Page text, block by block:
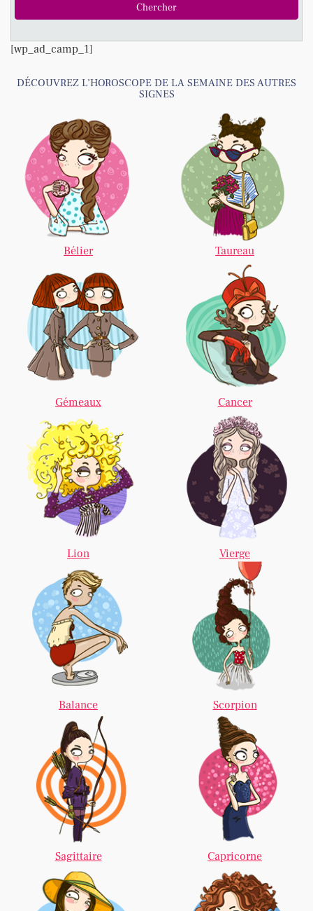
[wp_ad_camp_1]
DÉCOUVREZ L’HOROSCOPE DE LA SEMAINE DES AUTRES
SIGNES
Bélier Taureau
Gémeaux Cancer
Lion Vierge
Balance Scorpion
Sagittaire Capricorne